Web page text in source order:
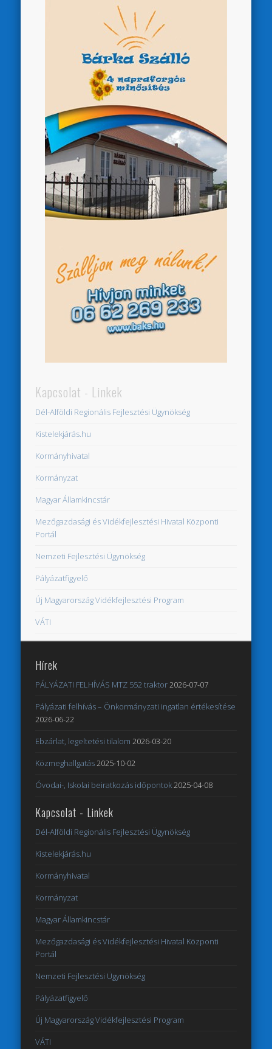
Kapcsolat - Linkek
Dél-Alföldi Regionális Fejlesztési Ügynökség
Kistelekjárás.hu
Kormányhivatal
Kormányzat
Magyar Államkincstár
Mezőgazdasági és Vidékfejlesztési Hivatal Központi
Portál
Nemzeti Fejlesztési Ügynökség
Pályázatfigyelő
Új Magyarország Vidékfejlesztési Program
VÁTI
Hírek
PÁLYÁZATI FELHÍVÁS MTZ 552 traktor2026-07-07
Pályázati felhívás – Önkormányzati ingatlan értékesítése
2026-06-22
Ebzárlat, legeltetési tilalom 2026-03-20
Közmeghallgatás2025-10-02
Óvodai-, Iskolai beiratkozás időpontok2025-04-08
Kapcsolat - Linkek
Dél-Alföldi Regionális Fejlesztési Ügynökség
Kistelekjárás.hu
Kormányhivatal
Kormányzat
Magyar Államkincstár
Mezőgazdasági és Vidékfejlesztési Hivatal Központi
Portál
Nemzeti Fejlesztési Ügynökség
Pályázatfigyelő
Új Magyarország Vidékfejlesztési Program
VÁTI